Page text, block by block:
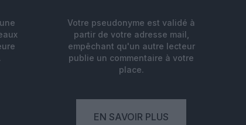
Votre pseudonyme est validé à
partir de votre adresse mail,
empêchant qu'un autre lecteur
publie un commentaire à votre
place.
EN SAVOIR PLUS